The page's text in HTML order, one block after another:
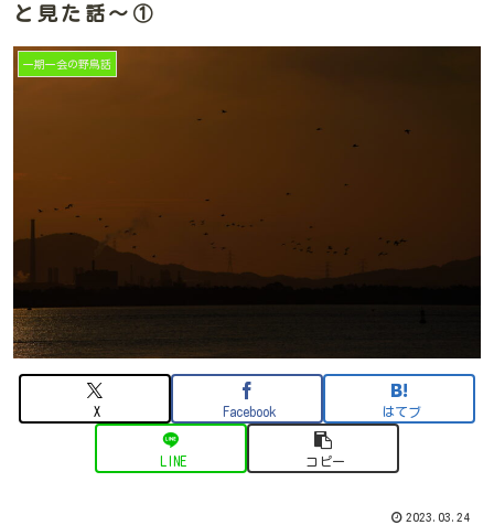
と見た話～①
一期一会の野鳥話
X Facebook はてブ
LINE コピー
2023.03.24